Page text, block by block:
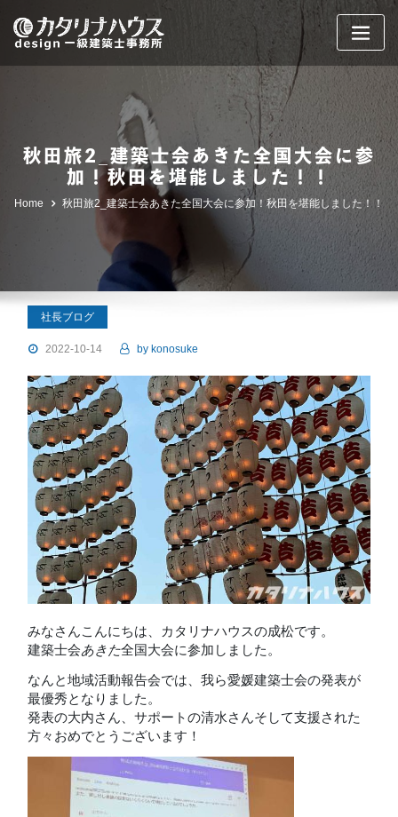
content
秋田旅2_建築士会あきた全国大会に参
加！秋田を堪能しました！！
Home 秋田旅2_建築士会あきた全国大会に参加！秋田を堪能しました！！
社長ブログ
2022-10-14 by konosuke
みなさんこんにちは、カタリナハウスの成松です。
建築士会あきた全国大会に参加しました。
なんと地域活動報告会では、我ら愛媛建築士会の発表が
最優秀となりました。
発表の大内さん、サポートの清水さんそして支援された
方々おめでとうございます！